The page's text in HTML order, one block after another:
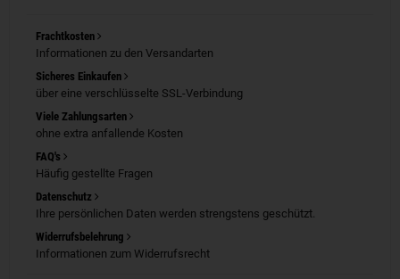
Frachtkosten
Informationen zu den Versandarten
Sicheres Einkaufen
über eine verschlüsselte SSL-Verbindung
Viele Zahlungsarten
ohne extra anfallende Kosten
FAQ's
Häufig gestellte Fragen
Datenschutz
Ihre persönlichen Daten werden strengstens geschützt.
Widerrufsbelehrung
Informationen zum Widerrufsrecht